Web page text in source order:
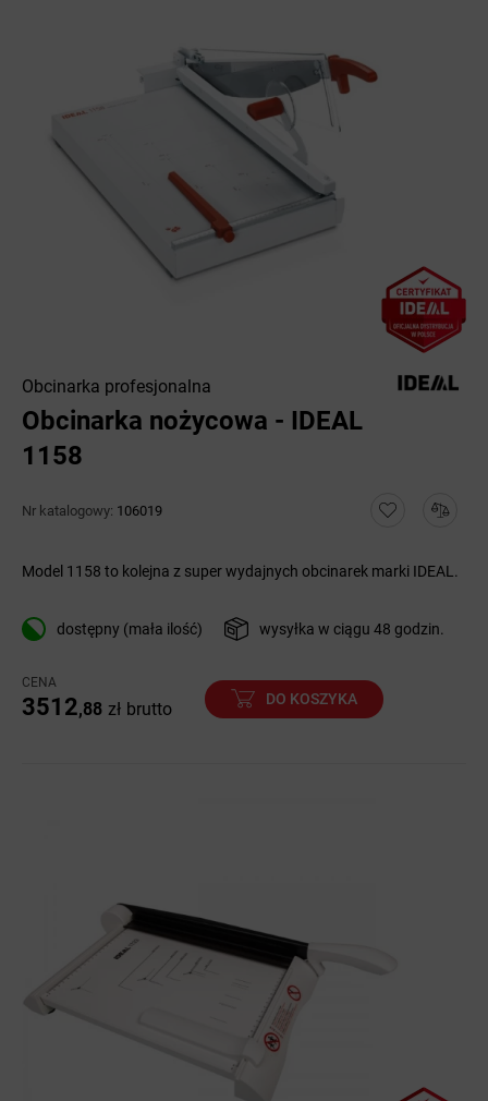
Obcinarka profesjonalna
Obcinarka nożycowa - IDEAL
1158
Nr katalogowy: 106019
Model 1158 to kolejna z super wydajnych obcinarek marki IDEAL.
dostępny (mała ilość) wysyłka w ciągu 48 godzin.
CENA
3512,88 zł brutto
DO KOSZYKA